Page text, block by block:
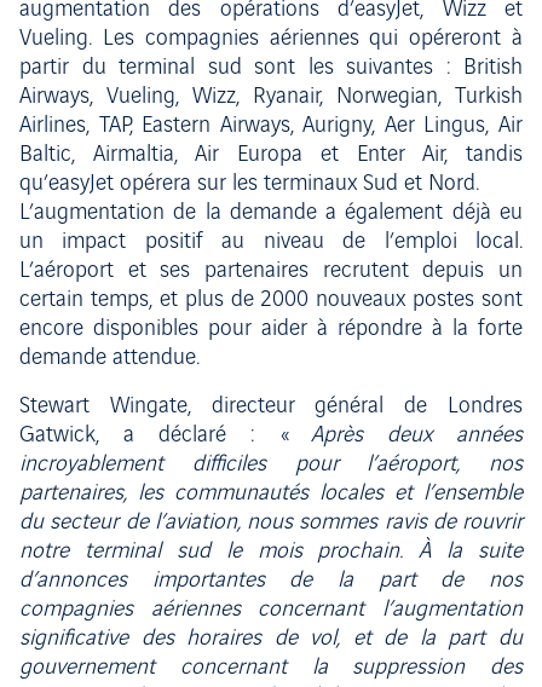
augmentation des opérations d’easyJet, Wizz et
Vueling. Les compagnies aériennes qui opéreront à
partir du terminal sud sont les suivantes : British
Airways, Vueling, Wizz, Ryanair, Norwegian, Turkish
Airlines, TAP, Eastern Airways, Aurigny, Aer Lingus, Air
Baltic, Airmaltia, Air Europa et Enter Air, tandis
qu’easyJet opérera sur les terminaux Sud et Nord.
L’augmentation de la demande a également déjà eu
un impact positif au niveau de l’emploi local.
L’aéroport et ses partenaires recrutent depuis un
certain temps, et plus de 2000 nouveaux postes sont
encore disponibles pour aider à répondre à la forte
demande attendue.
Stewart Wingate, directeur général de Londres
Gatwick, a déclaré : « Après deux années
incroyablement difficiles pour l’aéroport, nos
partenaires, les communautés locales et l’ensemble
du secteur de l’aviation, nous sommes ravis de rouvrir
notre terminal sud le mois prochain. À la suite
d’annonces importantes de la part de nos
compagnies aériennes concernant l’augmentation
significative des horaires de vol, et de la part du
gouvernement concernant la suppression des